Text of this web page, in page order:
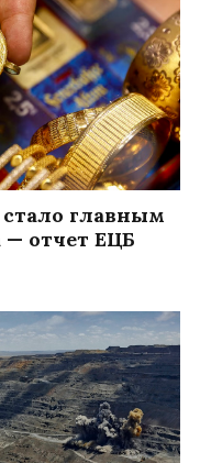
стало главным
отчет ЕЦБ